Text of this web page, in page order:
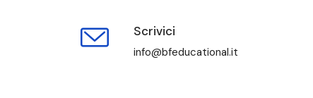
Scrivici
info@bfeducational.it